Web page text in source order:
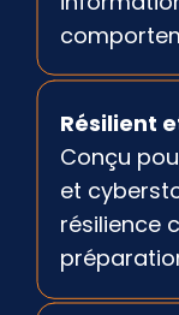
Résilient
Conçu
et
résilience